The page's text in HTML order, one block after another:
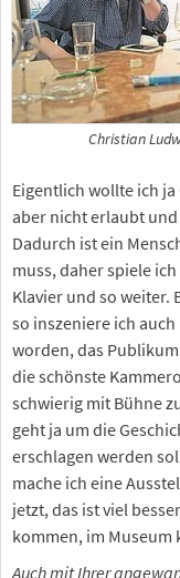
Christian
Eigentlich wollte ich
aber nicht erlaubt
Dadurch ist ein
muss, daher spiele
Klavier und so weiter.
so inszeniere ich
worden, das
die schönste
schwierig mit Bühne
geht ja um die
erschlagen werden
mache ich eine
jetzt, das ist viel
kommen, im Museum
Auch mit Ihrer